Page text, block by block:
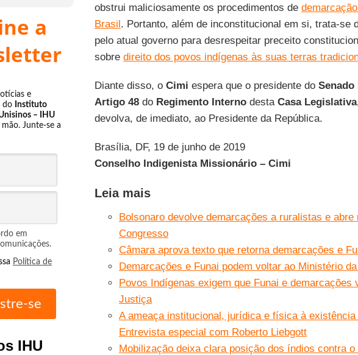
a
e
do Instituto
– IHU
Junte-se a
em
Política de
IHU
obstrui maliciosamente os procedimentos de
Brasil. Portanto, além de inconstitucional em si, trata-se
pelo atual governo para desrespeitar preceito
sobre direito dos povos indígenas às suas terras
Diante disso, o Cimi espera que o presidente do Senado
Artigo 48do Regimento Internodesta Casa Legislativa
devolva, de imediato, ao Presidente da República.
Brasília, DF, 19 de junho de 2019
Conselho Indigenista Missionário – Cimi
Leia mais
Bolsonaro devolve demarcações a ruralistas e abre
Congresso
Câmara aprova texto que retorna demarcações e
Demarcações e Funai podem voltar ao Ministério
Povos Indígenas exigem que Funai e demarcações
Justiça
A ameaça institucional, jurídica e física à
Entrevista especial com Roberto Liebgott
Mobilização deixa clara posição dos índios contra